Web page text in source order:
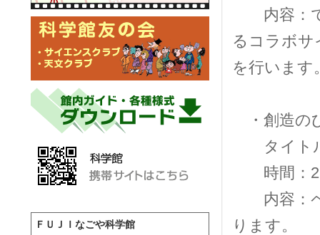
内容：で
るコラボサ
を行いま
・創造の
タイトル
時間：28
内容：ペ
ります。
ＦＵＪＩなごや科学館